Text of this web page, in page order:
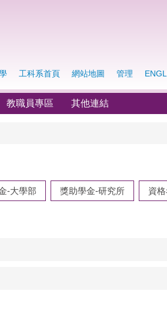
工科系首頁 網站地圖 管理
教職員專區 其他連結
-大學部 獎助學金-研究所 資